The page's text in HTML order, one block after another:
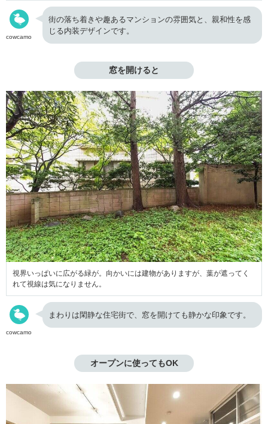
cowcamo
街の落ち着きや趣あるマンションの雰囲気と、親和性を感
じる内装デザインです。
窓を開けると
視界いっぱいに広がる緑が。向かいには建物がありますが、葉が遮ってく
れて視線は気になりません。
cowcamo
まわりは閑静な住宅街で、窓を開けても静かな印象です。
オープンに使ってもOK